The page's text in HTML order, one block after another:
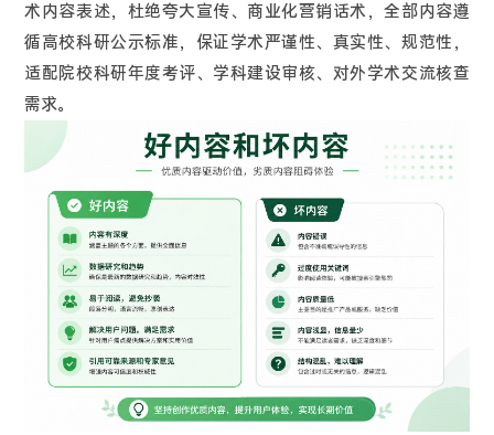
术内容表述，杜绝夸大宣传、商业化营销话术，全部内容遵
循高校科研公示标准，保证学术严谨性、真实性、规范性，
适配院校科研年度考评、学科建设审核、对外学术交流核查
需求。